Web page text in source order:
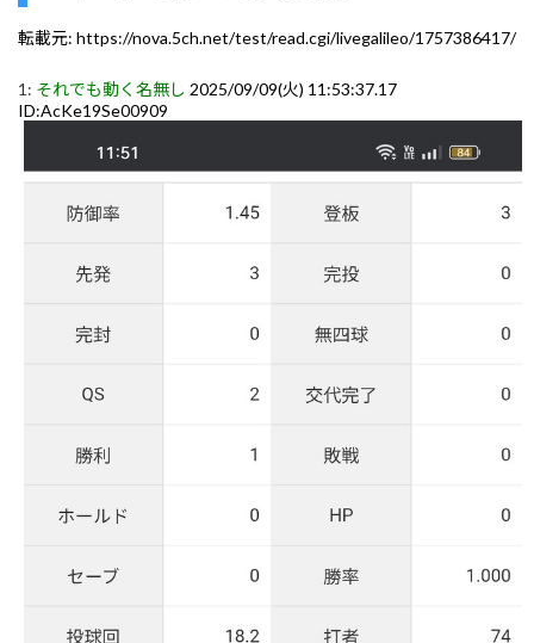
転載元: https://nova.5ch.net/test/read.cgi/livegalileo/1757386417/
1: それでも動く名無し 2025/09/09(火) 11:53:37.17
ID:AcKe19Se00909